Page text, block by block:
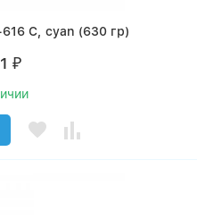
C, cyan (630 гр)
₽